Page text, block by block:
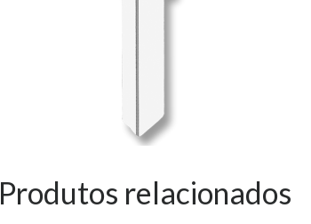
Produtos relacionados